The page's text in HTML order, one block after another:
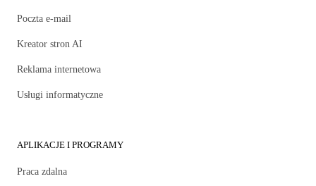
Poczta e-mail
Kreator stron AI
Reklama internetowa
Usługi informatyczne
APLIKACJE I PROGRAMY
Praca zdalna